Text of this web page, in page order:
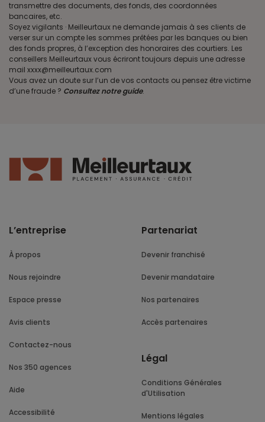
transmettre des documents, des fonds, des coordonnées
bancaires, etc.
Soyez vigilants · Meilleurtaux ne demande jamais à ses clients de
verser sur un compte les sommes prêtées par les banques ou bien
des fonds propres, à l’exception des honoraires des courtiers. Les
conseillers Meilleurtaux vous écriront toujours depuis une adresse
mail xxxx@meilleurtaux.com
Vous avez un doute sur l’un de vos contacts ou pensez être victime
d’une fraude ? Consultez notre guide.
L’entreprise
À propos
Nous rejoindre
Espace presse
Avis clients
Contactez-nous
Nos 350 agences
Aide
Accessibilité
Partenariat
Devenir franchisé
Devenir mandataire
Nos partenaires
Accès partenaires
Légal
Conditions Générales
d'Utilisation
Mentions légales